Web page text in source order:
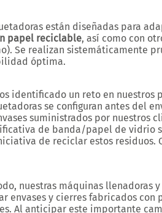
están diseñadas para
papel reciclable, así como con
Se realizan sistemáticamente
óptima.
identificado un reto en nuestros
se configuran antes del
suministrados por nuestros
de banda/papel de vidrio
de reciclar estos residuos.
nuestras máquinas llenadoras
envases y cierres fabricados con
Al anticipar este importante